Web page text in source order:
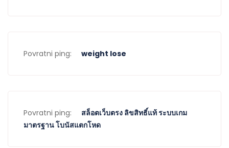
Povratni ping: weight lose
Povratni ping:
สล็อตเว็บตรง ลิขสิทธิ์แท้ ระบบเกม
มาตรฐาน โบนัสแตกโหด